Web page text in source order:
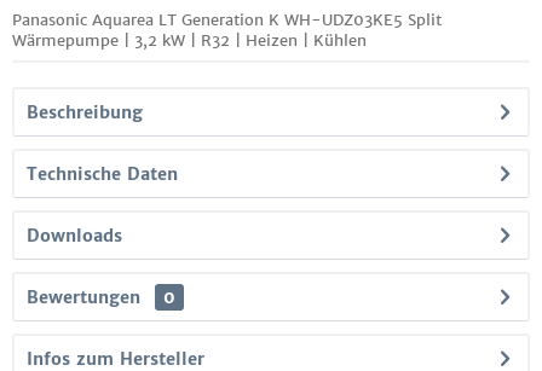
Panasonic Aquarea LT Generation K WH-UDZ03KE5 Split
Wärmepumpe | 3,2 kW | R32 | Heizen | Kühlen
Beschreibung
Technische Daten
Downloads
Bewertungen 0
Infos zum Hersteller